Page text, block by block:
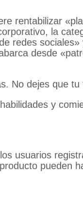
rentabilizar
la
redes sociales»
desde
No dejes que
y
usuarios
pueden